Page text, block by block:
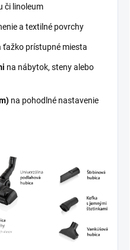
či linoleum
a textilné povrchy
ťažko prístupné miesta
na nábytok, steny alebo
na pohodlné nastavenie